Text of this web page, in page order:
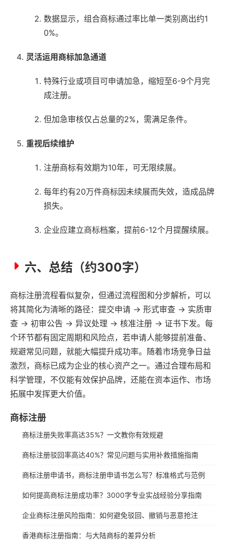
数据显示，组合商标通过率比单一类别高出约1
0%。
灵活运用商标加急通道
特殊行业或项目可申请加急，缩短至6-9个月完
成注册。
但加急审核仅占总量的2%，需满足条件。
重视后续维护
注册商标有效期为10年，可无限续展。
每年约有20万件商标因未续展而失效，造成品牌
损失。
企业应建立商标档案，提前6-12个月提醒续展。
六、总结（约300字）
商标注册流程看似复杂，但通过流程图和分步解析，可以
将其简化为清晰的路径：提交申请 → 形式审查 → 实质审
查 → 初审公告 → 异议处理 → 核准注册 → 证书下发。每
个环节都有固定周期和风险点，若申请人能够提前准备、
规避常见问题，就能大幅提升成功率。随着市场竞争日益
激烈，商标已成为企业的核心资产之一。通过合理布局和
科学管理，不仅能有效保护品牌，还能在资本运作、市场
拓展中发挥更大价值。
商标注册
商标注册失败率高达35%？一文教你有效规避
商标注册驳回率高达40%？常见问题与实用补救措施指南
商标注册申请书，商标注册申请书怎么写？标准格式与范例
如何提高商标注册成功率？3000字专业实战经验分享指南
企业商标注册风险指南：如何避免驳回、撤销与恶意抢注
香港商标注册指南：与大陆商标的差异分析